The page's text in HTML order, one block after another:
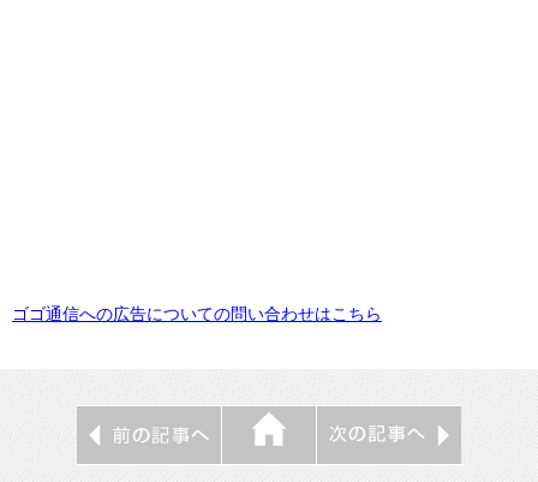
ゴゴ通信への広告についての問い合わせはこちら